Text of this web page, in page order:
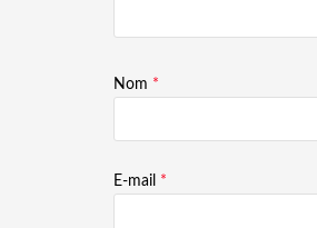
Nom *
E-mail *